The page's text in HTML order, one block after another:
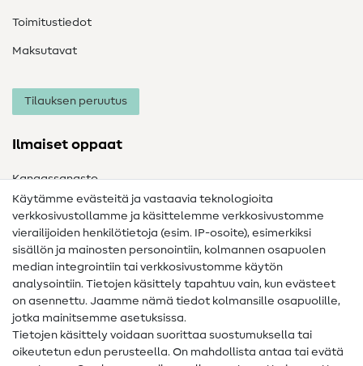
Toimitustiedot
Maksutavat
Tilauksen peruutus
Ilmaiset oppaat
Kangassanasto
Ompelusanasto
Ompeluohjeet
Apua ja yhteystiedot
Yhteystiedot
Tietoa omistajanvaihdoksesta
FAQ
Käytämme evästeitä ja vastaavia teknologioita
verkkosivustollamme ja käsittelemme verkkosivustomme
vierailijoiden henkilötietoja (esim. IP-osoite), esimerkiksi
sisällön ja mainosten personointiin, kolmannen osapuolen
median integrointiin tai verkkosivustomme käytön
analysointiin. Tietojen käsittely tapahtuu vain, kun evästeet
on asennettu. Jaamme nämä tiedot kolmansille osapuolille,
jotka mainitsemme asetuksissa.
Tietojen käsittely voidaan suorittaa suostumuksella tai
oikeutetun edun perusteella. On mahdollista antaa tai evätä